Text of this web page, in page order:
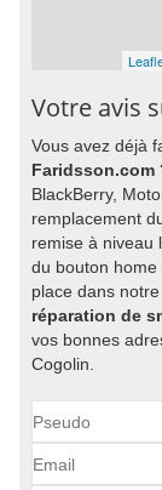
Votre avis
Vous avez déjà
Faridsson.com
BlackBerry,
remplacement
remise à niveau
du bouton home
place dans
réparation de
vos bonnes
Cogolin.